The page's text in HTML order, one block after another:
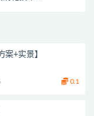
案+实景】
0.1